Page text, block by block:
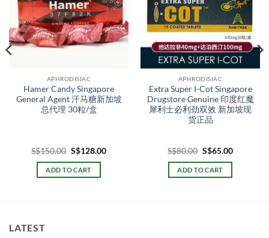
APHRODISIAC
Hamer Candy Singapore
General Agent 汗马糖新加坡
总代理 30粒/盒
S$150.00 Original
was:
S$150.00.
S$128.00Current
ADD TO CART
APHRODISIAC
Extra Super I-Cot Singapore
Drugstore Genuine 印度红魔
犀利士必利劲双效 新加坡现
货正品
S$80.00 Original
was:
S$80.00.
S$65.00Current
ADD TO CART
LATEST